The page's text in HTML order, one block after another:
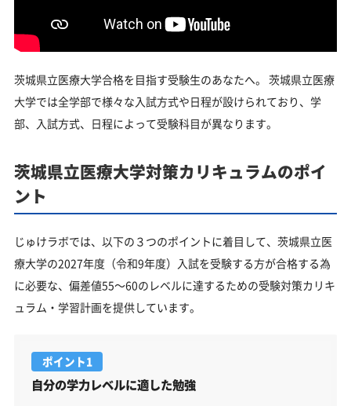
茨城県立医療大学合格を目指す受験生のあなたへ。 茨城県立医療
大学では全学部で様々な入試方式や日程が設けられており、学
部、入試方式、日程によって受験科目が異なります。
茨城県立医療大学対策カリキュラムのポイ
ント
じゅけラボでは、以下の３つのポイントに着目して、茨城県立医
療大学の2027年度（令和9年度）入試を受験する方が合格する為
に必要な、偏差値55～60のレベルに達するための受験対策カリキ
ュラム・学習計画を提供しています。
ポイント1
自分の学力レベルに適した勉強